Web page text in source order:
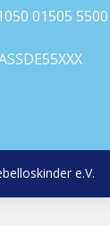
01505 5500
e.V.